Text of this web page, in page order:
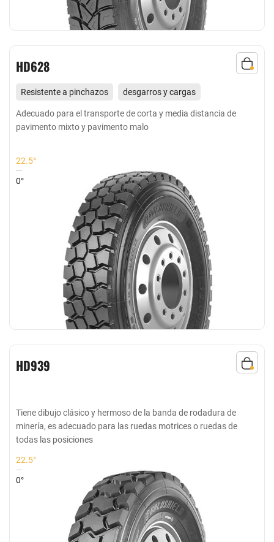
HD628
Resistente a pinchazos
desgarros y cargas
Adecuado para todas las ruedas de carreteras no
pavimentadas de corta distancia
Adecuado para el transporte de corta y media distancia de
pavimento mixto y pavimento malo
22.5°
0°
HD939
Tiene dibujo clásico y hermoso de la banda de rodadura de
minería, es adecuado para las ruedas motrices o ruedas de
todas las posiciones
22.5°
0°